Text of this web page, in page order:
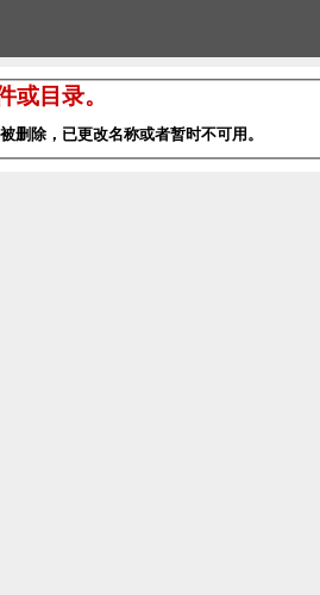
或目录。
删除，已更改名称或者暂时不可用。